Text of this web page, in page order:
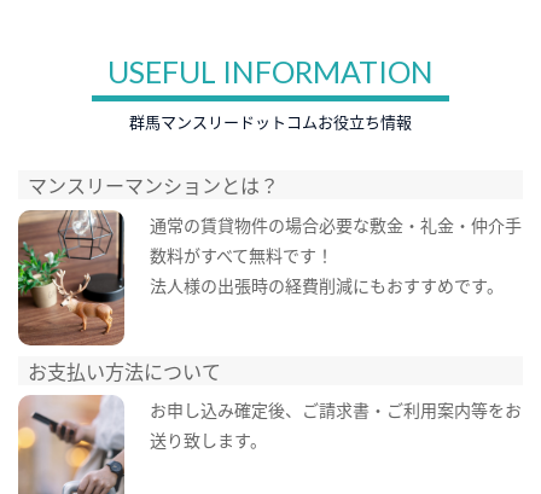
USEFUL INFORMATION
群馬マンスリードットコムお役立ち情報
マンスリーマンションとは？
通常の賃貸物件の場合必要な敷金・礼金・仲介手
数料がすべて無料です！
法人様の出張時の経費削減にもおすすめです。
お支払い方法について
お申し込み確定後、ご請求書・ご利用案内等をお
送り致します。